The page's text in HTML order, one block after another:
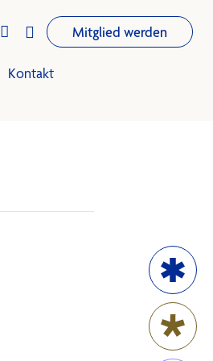
  Mitglied werden
Kontakt